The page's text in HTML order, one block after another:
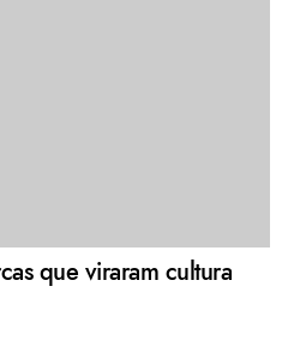
que viraram cultura